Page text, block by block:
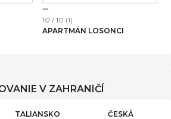
10 / 10 (2)
NOJKA APARTMÁN
V ZAHRANIČÍ
TALIANSKO
ČESKÁ